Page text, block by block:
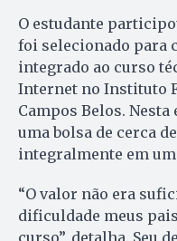
O estudante
foi selecionado para
integrado ao curso
Internet no Instituto
Campos Belos. Nesta
uma bolsa de cerca
integralmente em
“O valor não era
dificuldade meus